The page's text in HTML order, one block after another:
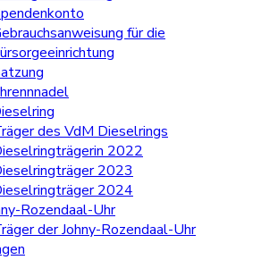
für die
des VdM Dieselrings
2022
2023
2024
Rozendaal-Uhr
der Johny-Rozendaal-Uhr